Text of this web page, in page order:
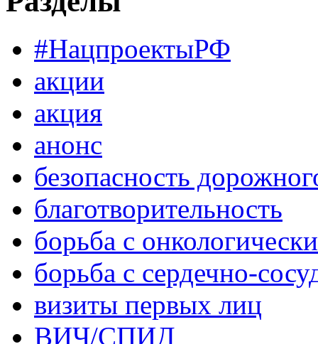
#НацпроектыРФ
акции
акция
анонс
безопасность
благотворительность
борьба с
борьба с сердечно-
визиты первых лиц
ВИЧ/СПИД